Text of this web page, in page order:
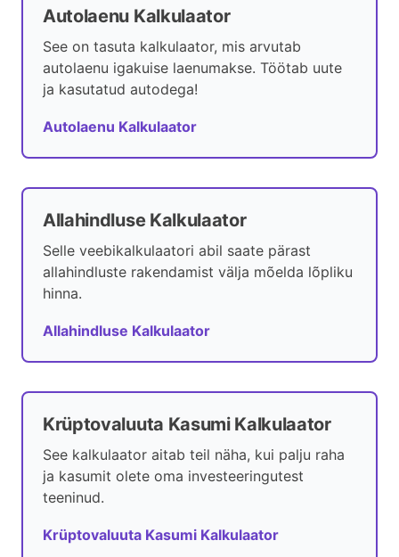
Autolaenu Kalkulaator
See on tasuta kalkulaator, mis arvutab
autolaenu igakuise laenumakse. Töötab uute
ja kasutatud autodega!
Autolaenu Kalkulaator
Allahindluse Kalkulaator
Selle veebikalkulaatori abil saate pärast
allahindluste rakendamist välja mõelda lõpliku
hinna.
Allahindluse Kalkulaator
Krüptovaluuta Kasumi Kalkulaator
See kalkulaator aitab teil näha, kui palju raha
ja kasumit olete oma investeeringutest
teeninud.
Krüptovaluuta Kasumi Kalkulaator